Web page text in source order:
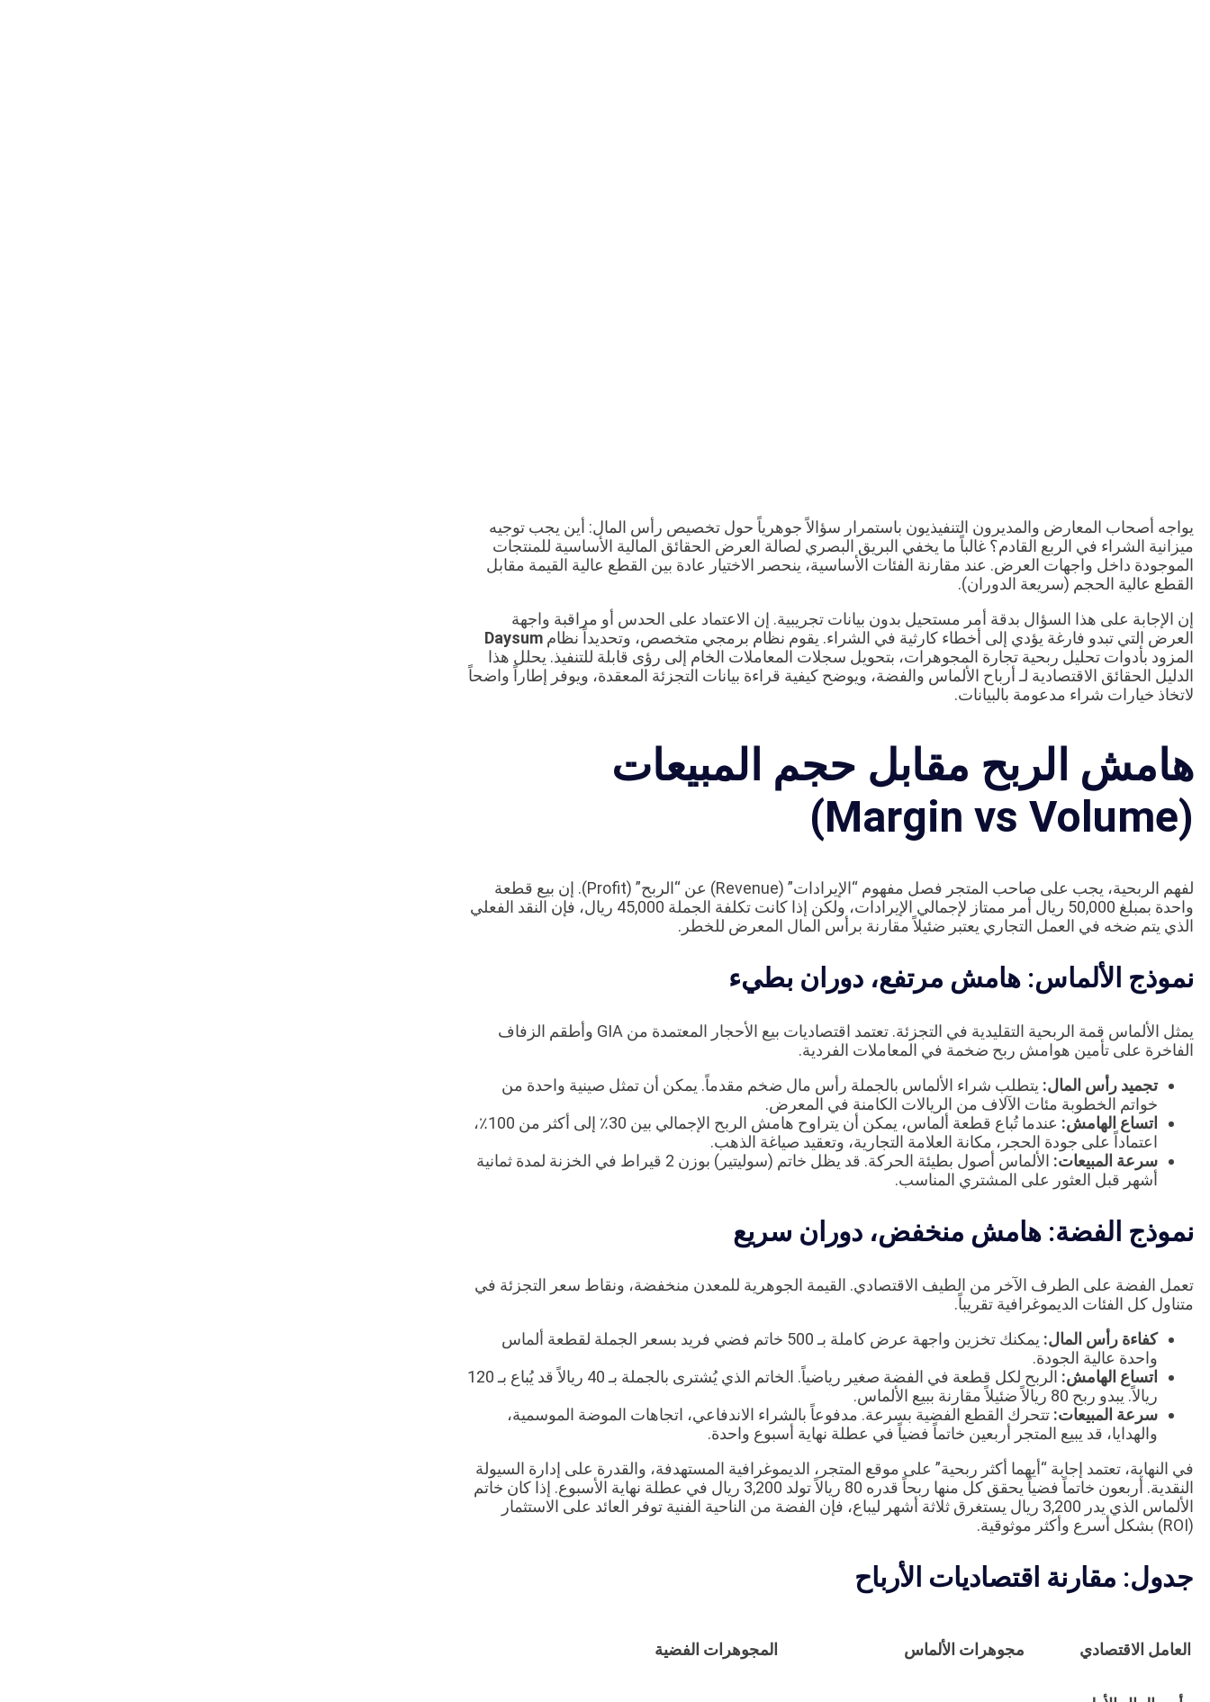
يواجه أصحاب المعارض والمديرون التنفيذيون باستمرار سؤالاً جوهرياً حول تخصيص رأس المال: أين يجب توجيه
ميزانية الشراء في الربع القادم؟ غالباً ما يخفي البريق البصري لصالة العرض الحقائق المالية الأساسية للمنتجات
الموجودة داخل واجهات العرض. عند مقارنة الفئات الأساسية، ينحصر الاختيار عادة بين القطع عالية القيمة مقابل
القطع عالية الحجم (سريعة الدوران).
إن الإجابة على هذا السؤال بدقة أمر مستحيل بدون بيانات تجريبية. إن الاعتماد على الحدس أو مراقبة واجهة
العرض التي تبدو فارغة يؤدي إلى أخطاء كارثية في الشراء. يقوم نظام برمجي متخصص، وتحديداً نظام Daysum
المزود بأدوات تحليل ربحية تجارة المجوهرات، بتحويل سجلات المعاملات الخام إلى رؤى قابلة للتنفيذ. يحلل هذا
الدليل الحقائق الاقتصادية لـ أرباح الألماس والفضة، ويوضح كيفية قراءة بيانات التجزئة المعقدة، ويوفر إطاراً واضحاً
لاتخاذ خيارات شراء مدعومة بالبيانات.
هامش الربح مقابل حجم المبيعات
(Margin vs Volume)
لفهم الربحية، يجب على صاحب المتجر فصل مفهوم “الإيرادات” (Revenue) عن “الربح” (Profit). إن بيع قطعة
واحدة بمبلغ 50,000 ريال أمر ممتاز لإجمالي الإيرادات، ولكن إذا كانت تكلفة الجملة 45,000 ريال، فإن النقد الفعلي
الذي يتم ضخه في العمل التجاري يعتبر ضئيلاً مقارنة برأس المال المعرض للخطر.
نموذج الألماس: هامش مرتفع، دوران بطيء
يمثل الألماس قمة الربحية التقليدية في التجزئة. تعتمد اقتصاديات بيع الأحجار المعتمدة من GIA وأطقم الزفاف
الفاخرة على تأمين هوامش ربح ضخمة في المعاملات الفردية.
تجميد رأس المال: يتطلب شراء الألماس بالجملة رأس مال ضخم مقدماً. يمكن أن تمثل صينية واحدة من
خواتم الخطوبة مئات الآلاف من الريالات الكامنة في المعرض.
اتساع الهامش:
عندما تُباع قطعة ألماس، يمكن أن يتراوح هامش الربح الإجمالي بين 30٪ إلى أكثر من 100٪،
اعتماداً على جودة الحجر، مكانة العلامة التجارية، وتعقيد صياغة الذهب.
سرعة المبيعات:
الألماس أصول بطيئة الحركة. قد يظل خاتم (سوليتير) بوزن 2 قيراط في الخزنة لمدة ثمانية
أشهر قبل العثور على المشتري المناسب.
نموذج الفضة: هامش منخفض، دوران سريع
تعمل الفضة على الطرف الآخر من الطيف الاقتصادي. القيمة الجوهرية للمعدن منخفضة، ونقاط سعر التجزئة في
متناول كل الفئات الديموغرافية تقريباً.
كفاءة رأس المال:
يمكنك تخزين واجهة عرض كاملة بـ 500 خاتم فضي فريد بسعر الجملة لقطعة ألماس
واحدة عالية الجودة.
اتساع الهامش:
الربح لكل قطعة في الفضة صغير رياضياً. الخاتم الذي يُشترى بالجملة بـ 40 ريالاً قد يُباع بـ 120
ريالاً. يبدو ربح 80 ريالاً ضئيلاً مقارنة ببيع الألماس.
سرعة المبيعات: تتحرك القطع الفضية بسرعة. مدفوعاً بالشراء الاندفاعي، اتجاهات الموضة الموسمية،
والهدايا، قد يبيع المتجر أربعين خاتماً فضياً في عطلة نهاية أسبوع واحدة.
في النهاية، تعتمد إجابة “أيهما أكثر ربحية” على موقع المتجر، الديموغرافية المستهدفة، والقدرة على إدارة السيولة
النقدية. أربعون خاتماً فضياً يحقق كل منها ربحاً قدره 80 ريالاً تولد 3,200 ريال في عطلة نهاية الأسبوع. إذا كان خاتم
الألماس الذي يدر 3,200 ريال يستغرق ثلاثة أشهر ليباع، فإن الفضة من الناحية الفنية توفر العائد على الاستثمار
(ROI) بشكل أسرع وأكثر موثوقية.
جدول: مقارنة اقتصاديات الأرباح
العامل الاقتصادي مجوهرات الألماس المجوهرات الفضية